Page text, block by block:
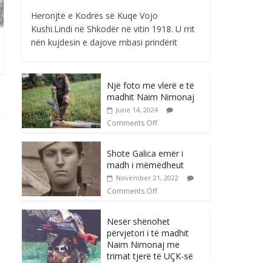
Heronjtë e Kodrës së Kuqe Vojo
Kushi.Lindi në Shkodër në vitin 1918. U rrit
nën kujdesin e dajove mbasi prindërit
Një foto me vlerë e të
madhit Naim Nimonaj
June 14, 2024
Comments Off
Shote Galica emër i
madh i mëmëdheut
November 21, 2022
Comments Off
Nesër shënohet
përvjetori i të madhit
Naim Nimonaj me
trimat tjerë të UÇK-së